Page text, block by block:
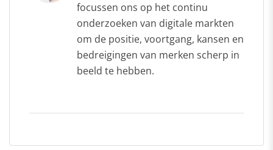
focussen ons op het continu
onderzoeken van digitale markten
om de positie, voortgang, kansen en
bedreigingen van merken scherp in
beeld te hebben.